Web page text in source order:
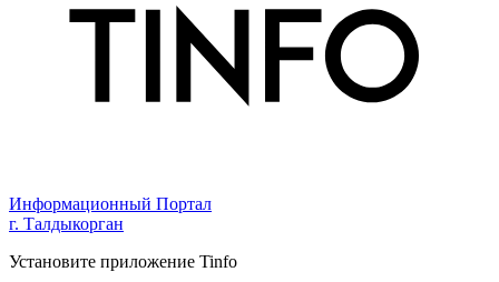
Информационный Портал
г. Талдыкорган
Установите приложение Tinfo